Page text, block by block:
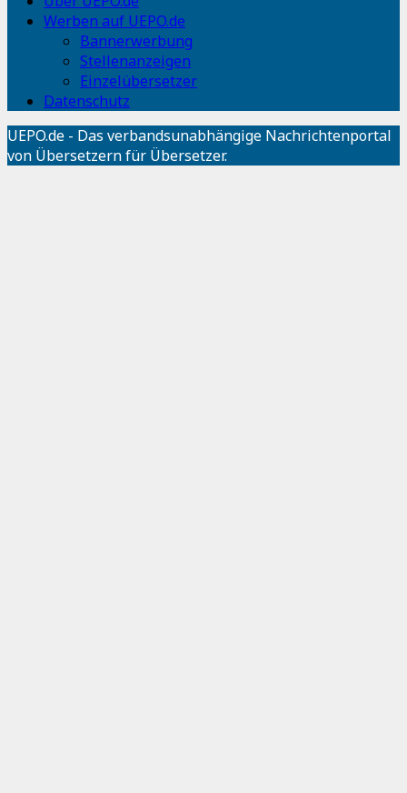
Werben auf UEPO.de
Bannerwerbung
Stellenanzeigen
Einzelübersetzer
Datenschutz
UEPO.de - Das verbandsunabhängige Nachrichtenportal
von Übersetzern für Übersetzer.